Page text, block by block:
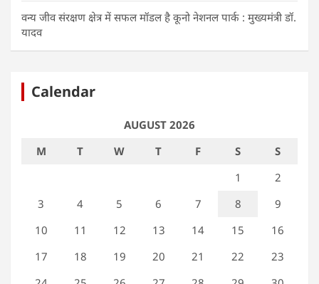
वन्य जीव संरक्षण क्षेत्र में सफल मॉडल है कूनो नेशनल पार्क : मुख्यमंत्री डॉ.
यादव
Calendar
AUGUST 2026
M
T W T F S
S
1
2
3
4 5 6 7 8
9
10
11 12 13 14 15
16
17
18 19 20 21 22
23